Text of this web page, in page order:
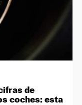
de
coches: esta